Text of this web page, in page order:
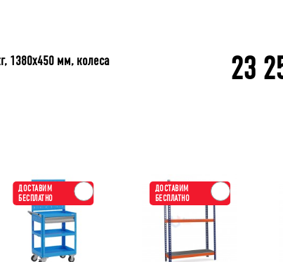
1380x450 мм, колеса
23
ДОСТАВИМ
БЕСПЛАТНО
ДОСТАВИМ
БЕСПЛАТНО